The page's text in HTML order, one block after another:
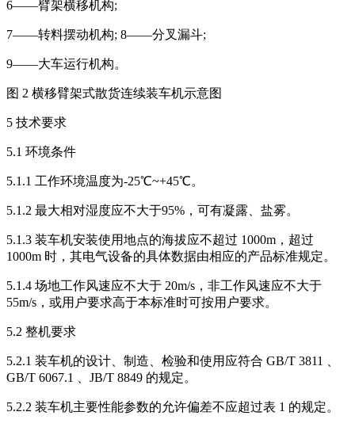
6——臂架横移机构;
7——转料摆动机构; 8——分叉漏斗;
9——大车运行机构。
图 2 横移臂架式散货连续装车机示意图
5 技术要求
5.1 环境条件
5.1.1 工作环境温度为-25℃~+45℃。
5.1.2 最大相对湿度应不大于95%，可有凝露、盐雾。
5.1.3 装车机安装使用地点的海拔应不超过 1000m，超过
1000m 时，其电气设备的具体数据由相应的产品标准规定。
5.1.4 场地工作风速应不大于 20m/s，非工作风速应不大于
55m/s，或用户要求高于本标准时可按用户要求。
5.2 整机要求
5.2.1 装车机的设计、制造、检验和使用应符合 GB/T 3811 、
GB/T 6067.1 、JB/T 8849 的规定。
5.2.2 装车机主要性能参数的允许偏差不应超过表 1 的规定。